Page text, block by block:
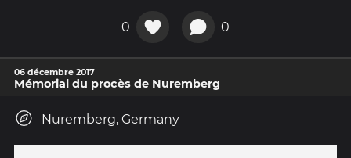
0 0
06 décembre 2017
Mémorial du procès de Nuremberg
Nuremberg, Germany